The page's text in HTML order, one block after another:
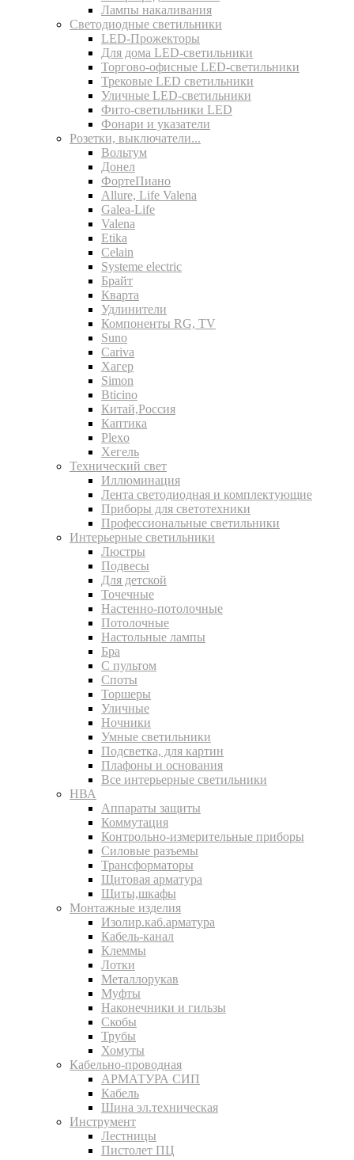
Лампы накаливания
Светодиодные светильники
LED-Прожекторы
Для дома LED-светильники
Торгово-офисные LED-светильники
Трековые LED светильники
Уличные LED-светильники
Фито-светильники LED
Фонари и указатели
Розетки, выключатели...
Вольтум
Донел
ФортеПиано
Allure, Life Valena
Galea-Life
Valena
Etika
Celain
Systeme electric
Брайт
Кварта
Удлинители
Компоненты RG, TV
Suno
Cariva
Хагер
Simon
Bticino
Китай,Россия
Каптика
Plexo
Хегель
Технический свет
Иллюминация
Лента светодиодная и комплектующие
Приборы для светотехники
Профессиональные светильники
Интерьерные светильники
Люстры
Подвесы
Для детской
Точечные
Настенно-потолочные
Потолочные
Настольные лампы
Бра
С пультом
Споты
Торшеры
Уличные
Ночники
Умные светильники
Подсветка, для картин
Плафоны и основания
Все интерьерные светильники
НВА
Аппараты защиты
Коммутация
Контрольно-измерительные приборы
Силовые разъемы
Трансформаторы
Щитовая арматура
Щиты,шкафы
Монтажные изделия
Изолир.каб.арматура
Кабель-канал
Клеммы
Лотки
Металлорукав
Муфты
Наконечники и гильзы
Скобы
Трубы
Хомуты
Кабельно-проводная
АРМАТУРА СИП
Кабель
Шина эл.техническая
Инструмент
Лестницы
Пистолет ПЦ